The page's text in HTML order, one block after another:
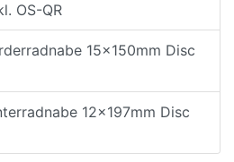
OS-QR
15x150mm Disc
12x197mm Disc